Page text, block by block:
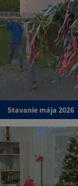
Stavanie mája 2026